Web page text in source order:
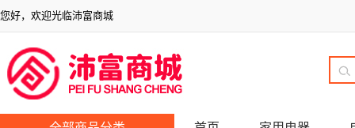
您好，欢迎光临沛富商城